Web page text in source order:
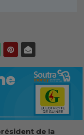
de la